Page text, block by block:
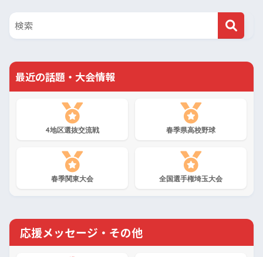
最近の話題・大会情報
4地区選抜交流戦 春季県高校野球
春季関東大会 全国選手権埼玉大会
応援メッセージ・その他